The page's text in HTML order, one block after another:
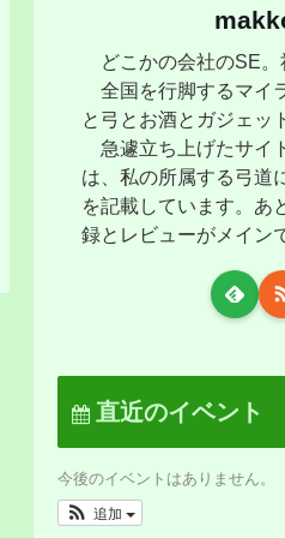
どこかの会社のSE。
全国を行脚するマイ
と弓とお酒とガジェッ
急遽立ち上げたサイ
は、私の所属する弓道
を記載しています。あ
録とレビューがメイン
直近のイベント
今後のイベントはありません。
追加